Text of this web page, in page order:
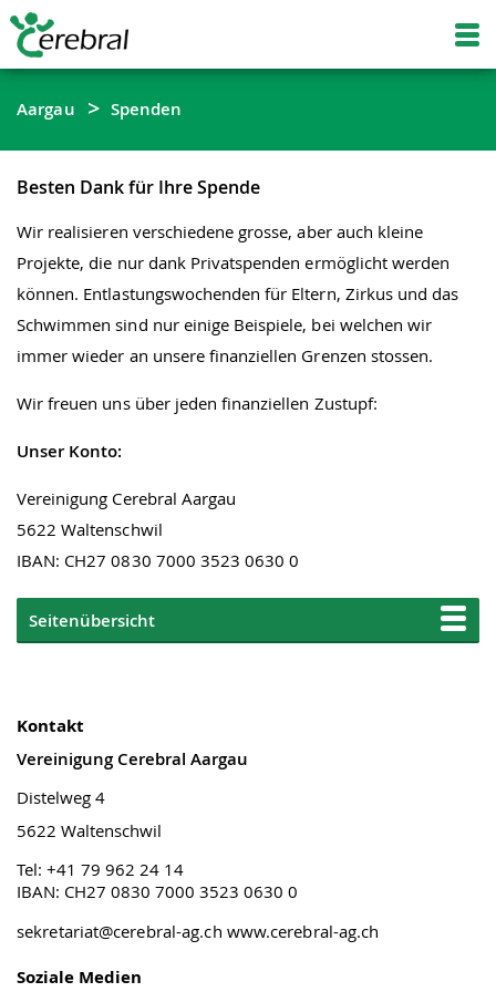
Aargau Spenden
Besten Dank für Ihre Spende
Wir realisieren verschiedene grosse, aber auch kleine
Projekte, die nur dank Privatspenden ermöglicht werden
können. Entlastungswochenden für Eltern, Zirkus und das
Schwimmen sind nur einige Beispiele, bei welchen wir
immer wieder an unsere finanziellen Grenzen stossen.
Wir freuen uns über jeden finanziellen Zustupf:
Unser Konto:
Vereinigung Cerebral Aargau
5622 Waltenschwil
IBAN: CH27 0830 7000 3523 0630 0
Seitenübersicht
Kontakt
Vereinigung Cerebral Aargau
Distelweg 4
5622 Waltenschwil
Tel: +41 79 962 24 14
IBAN: CH27 0830 7000 3523 0630 0
sekretariat@cerebral-ag.ch www.cerebral-ag.ch
Soziale Medien